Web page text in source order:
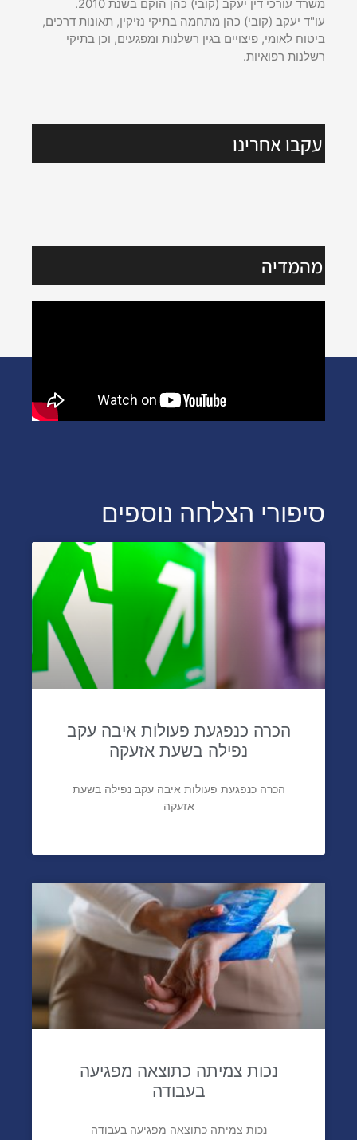
משרד עורכי דין יעקב (קובי) כהן הוקם בשנת 2010.
עו"ד יעקב (קובי) כהן מתחמה בתיקי נזיקין, תאונות דרכים,
ביטוח לאומי, פיצויים בגין רשלנות ומפגעים, וכן בתיקי
רשלנות רפואיות.
עקבו אחרינו
מהמדיה
סיפורי הצלחה נוספים
הכרה כנפגעת פעולות איבה עקב
נפילה בשעת אזעקה
הכרה כנפגעת פעולות איבה עקב נפילה בשעת
אזעקה
נכות צמיתה כתוצאה מפגיעה
בעבודה
נכות צמיתה כתוצאה מפגיעה בעבודה